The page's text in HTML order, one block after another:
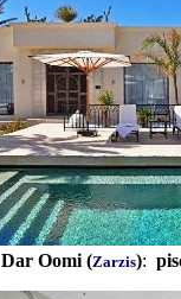
Dar Oomi (Zarzis):